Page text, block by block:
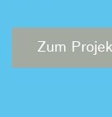
Zum